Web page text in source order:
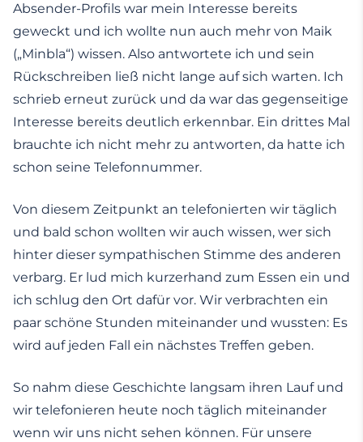
Absender-Profils war mein Interesse bereits
geweckt und ich wollte nun auch mehr von Maik
(„Minbla“) wissen. Also antwortete ich und sein
Rückschreiben ließ nicht lange auf sich warten. Ich
schrieb erneut zurück und da war das gegenseitige
Interesse bereits deutlich erkennbar. Ein drittes Mal
brauchte ich nicht mehr zu antworten, da hatte ich
schon seine Telefonnummer.
Von diesem Zeitpunkt an telefonierten wir täglich
und bald schon wollten wir auch wissen, wer sich
hinter dieser sympathischen Stimme des anderen
verbarg. Er lud mich kurzerhand zum Essen ein und
ich schlug den Ort dafür vor. Wir verbrachten ein
paar schöne Stunden miteinander und wussten: Es
wird auf jeden Fall ein nächstes Treffen geben.
So nahm diese Geschichte langsam ihren Lauf und
wir telefonieren heute noch täglich miteinander
wenn wir uns nicht sehen können. Für unsere